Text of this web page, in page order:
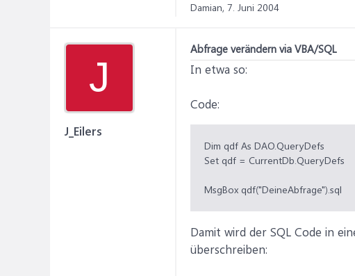
Damian, 7. Juni 2004
J
J_Eilers
Abfrage verändern via VBA/SQL
In etwa so:
Code:
Dim qdf As DAO.QueryDefs
Set qdf = CurrentDb.QueryDefs
MsgBox qdf("DeineAbfrage").sql
Damit wird der SQL Code in
überschreiben: